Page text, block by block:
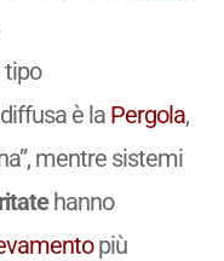
tipo
è la Pergola,
mentre sistemi
hanno
più